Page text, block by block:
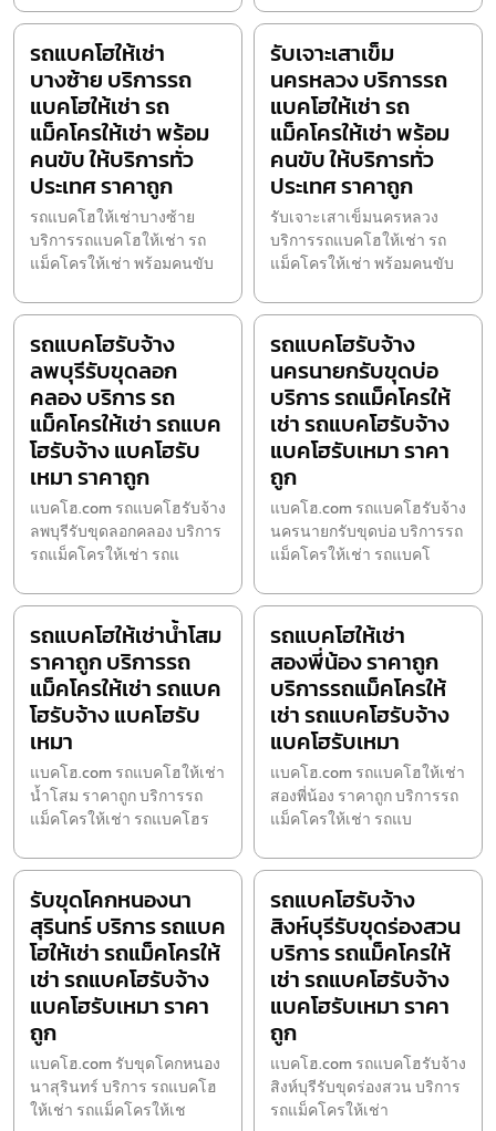
รถแบคโฮให้เช่า
บางซ้าย บริการรถ
แบคโฮให้เช่า รถ
แม็คโครให้เช่า พร้อม
คนขับ ให้บริการทั่ว
ประเทศ ราคาถูก
รถแบคโฮให้เช่าบางซ้าย
บริการรถแบคโฮให้เช่า รถ
แม็คโครให้เช่า พร้อมคนขับ
รับเจาะเสาเข็ม
นครหลวง บริการรถ
แบคโฮให้เช่า รถ
แม็คโครให้เช่า พร้อม
คนขับ ให้บริการทั่ว
ประเทศ ราคาถูก
รับเจาะเสาเข็มนครหลวง
บริการรถแบคโฮให้เช่า รถ
แม็คโครให้เช่า พร้อมคนขับ
รถแบคโฮรับจ้าง
ลพบุรีรับขุดลอก
คลอง บริการ รถ
แม็คโครให้เช่า รถแบค
โฮรับจ้าง แบคโฮรับ
เหมา ราคาถูก
แบคโฮ.com รถแบคโฮรับจ้าง
ลพบุรีรับขุดลอกคลอง บริการ
รถแม็คโครให้เช่า รถแ
รถแบคโฮรับจ้าง
นครนายกรับขุดบ่อ
บริการ รถแม็คโครให้
เช่า รถแบคโฮรับจ้าง
แบคโฮรับเหมา ราคา
ถูก
แบคโฮ.com รถแบคโฮรับจ้าง
นครนายกรับขุดบ่อ บริการรถ
แม็คโครให้เช่า รถแบคโ
รถแบคโฮให้เช่าน้ำโสม
ราคาถูก บริการรถ
แม็คโครให้เช่า รถแบค
โฮรับจ้าง แบคโฮรับ
เหมา
แบคโฮ.com รถแบคโฮให้เช่า
น้ำโสม ราคาถูก บริการรถ
แม็คโครให้เช่า รถแบคโฮร
รถแบคโฮให้เช่า
สองพี่น้อง ราคาถูก
บริการรถแม็คโครให้
เช่า รถแบคโฮรับจ้าง
แบคโฮรับเหมา
แบคโฮ.com รถแบคโฮให้เช่า
สองพี่น้อง ราคาถูก บริการรถ
แม็คโครให้เช่า รถแบ
รับขุดโคกหนองนา
สุรินทร์ บริการ รถแบค
โฮให้เช่า รถแม็คโครให้
เช่า รถแบคโฮรับจ้าง
แบคโฮรับเหมา ราคา
ถูก
แบคโฮ.com รับขุดโคกหนอง
นาสุรินทร์ บริการ รถแบคโฮ
ให้เช่า รถแม็คโครให้เช
รถแบคโฮรับจ้าง
สิงห์บุรีรับขุดร่องสวน
บริการ รถแม็คโครให้
เช่า รถแบคโฮรับจ้าง
แบคโฮรับเหมา ราคา
ถูก
แบคโฮ.com รถแบคโฮรับจ้าง
สิงห์บุรีรับขุดร่องสวน บริการ
รถแม็คโครให้เช่า